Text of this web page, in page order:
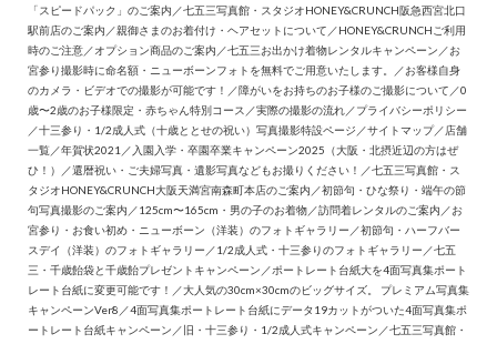
「スピードパック」のご案内 ／七五三写真館・スタジオHONEY&CRUNCH阪急西宮北口
駅前店のご案内 ／親御さまのお着付け・ヘアセットについて ／HONEY&CRUNCHご利用
時のご注意 ／オプション商品のご案内 ／七五三お出かけ着物レンタルキャンペーン ／お
宮参り撮影時に命名額・ニューボーンフォトを無料でご用意いたします。
／お客様自身
のカメラ・ビデオでの撮影が可能です！ ／障がいをお持ちのお子様のご撮影について ／0
歳〜2歳のお子様限定・赤ちゃん特別コース ／実際の撮影の流れ ／プライバシーポリシー
／十三参り・1/2成人式（十歳ととせの祝い）写真撮影特設ページ ／サイトマップ／店舗
一覧 ／年賀状2021 ／ 入園入学・卒園卒業キャンペーン2025（大阪・北摂近辺の方はぜ
ひ！）
／還暦祝い・ご夫婦写真・遺影写真などもお撮りください！ ／七五三写真館・ス
タジオHONEY&CRUNCH大阪天満宮南森町本店のご案内 ／初節句・ひな祭り・端午の節
句写真撮影のご案内 ／125cm〜165cm・男の子のお着物 ／訪問着レンタルのご案内 ／お
宮参り・お食い初め・ニューボーン（洋装）のフォトギャラリー ／初節句・ハーフバー
スデイ（洋装）のフォトギャラリー ／1/2成人式・十三参りのフォトギャラリー ／七五
三・千歳飴袋と千歳飴プレゼントキャンペーン ／ポートレート台紙大を4面写真集ポート
レート台紙に変更可能です！ ／大人気の30cm×30cmのビッグサイズ。 プレミアム写真集
キャンペーンVer8 ／4面写真集ポートレート台紙にデータ19カットがついた4面写真集ポ
ートレート台紙キャンペーン ／旧・十三参り・1/2成人式キャンペーン ／七五三写真館・